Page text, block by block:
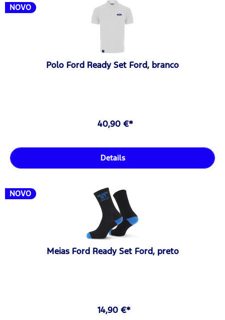
NOVO
Polo Ford Ready Set Ford, branco
40,90 €*
Details
NOVO
Meias Ford Ready Set Ford, preto
14,90 €*